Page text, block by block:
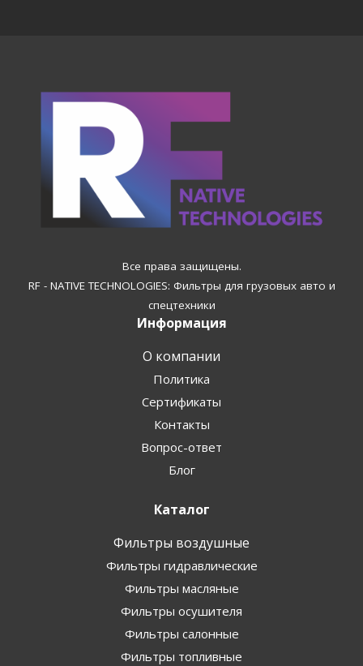
Все права защищены.
RF - NATIVE TECHNOLOGIES: Фильтры для грузовых авто и
спецтехники
Информация
О компании
Политика
Сертификаты
Контакты
Вопрос-ответ
Блог
Каталог
Фильтры воздушные
Фильтры гидравлические
Фильтры масляные
Фильтры осушителя
Фильтры салонные
Фильтры топливные